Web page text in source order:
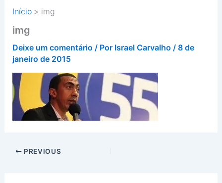
Início img
img
Deixe um comentário / Por Israel Carvalho / 8 de
janeiro de 2015
PREVIOUS